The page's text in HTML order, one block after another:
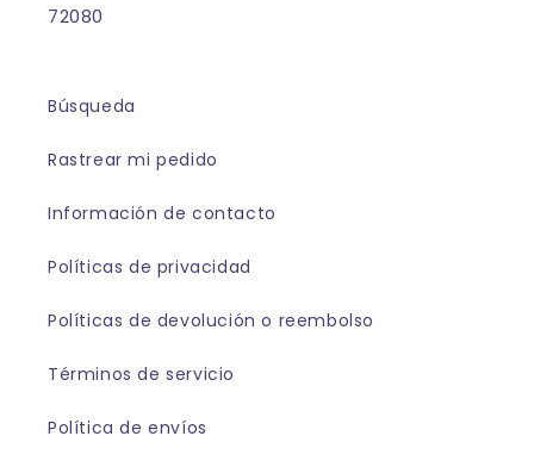
72080
Búsqueda
Rastrear mi pedido
Información de contacto
Políticas de privacidad
Políticas de devolución o reembolso
Términos de servicio
Política de envíos